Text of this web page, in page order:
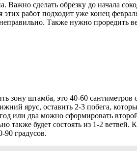
Важно сделать обрезку до начала
работ подходит уже конец
Также нужно проредить
штамба, это 40-60 сантиметров
ярус, оставить 2-3 побега,
или два можно сформировать
будет состоять из 1-2 ветвей.
90 градусов.